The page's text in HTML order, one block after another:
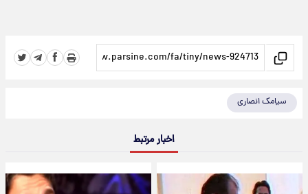
سیامک انصاری
اخبار مرتبط